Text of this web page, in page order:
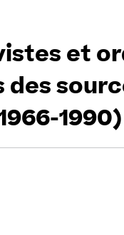
et
1990)